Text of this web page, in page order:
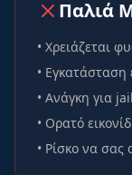
Παλιά
• Χρειάζεται
• Εγκατάσταση
• Ανάγκη για
• Ορατό
• Ρίσκο να σας